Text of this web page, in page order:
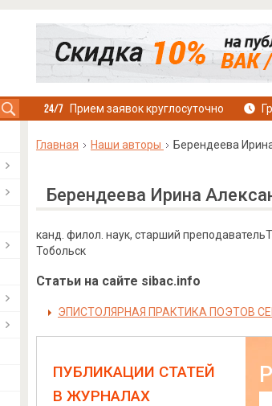
Прием заявок круглосуточно
Главная Наши авторы Берендеева
Берендеева Ирина
канд. филол. наук, старший
Тобольск
Статьи на сайте sibac.info
ЭПИСТОЛЯРНАЯ ПРАКТИКА ПОЭТОВ
ПУБЛИКАЦИИ СТАТЕЙ
В ЖУРНАЛАХ